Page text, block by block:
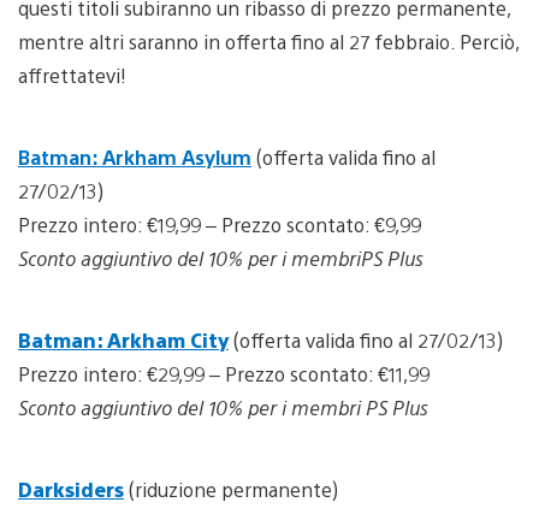
questi titoli subiranno un ribasso di prezzo permanente,
mentre altri saranno in offerta fino al 27 febbraio. Perciò,
affrettatevi!
Batman: Arkham Asylum (offerta valida fino al
27/02/13)
Prezzo intero: €19,99 – Prezzo scontato: €9,99
Sconto aggiuntivo del 10% per i membriPS Plus
Batman: Arkham City(offerta valida fino al 27/02/13)
Prezzo intero: €29,99 – Prezzo scontato: €11,99
Sconto aggiuntivo del 10% per i membri PS Plus
Darksiders(riduzione permanente)